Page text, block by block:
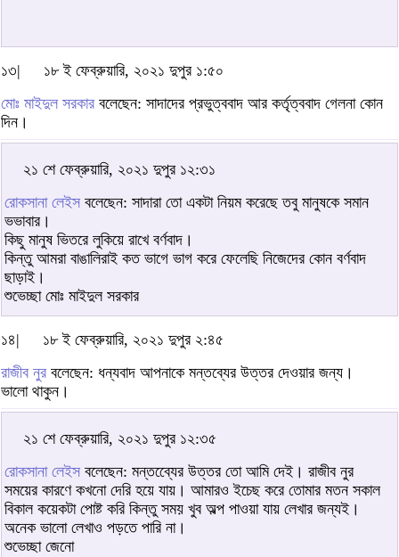
১৩|
১৮ ই ফেব্রুয়ারি, ২০২১ দুপুর ১:৫০
মোঃ মাইদুল সরকার বলেছেন: সাদাদের প্রভুত্ববাদ আর কর্তৃত্ববাদ গেলনা কোন
দিন।
২১ শে ফেব্রুয়ারি, ২০২১ দুপুর ১২:৩১
রোকসানা লেইস বলেছেন: সাদারা তো একটা নিয়ম করেছে তবু মানুষকে সমান
ভভাবার।
কিছু মানুষ ভিতরে লুকিয়ে রাখে বর্ণবাদ।
কিন্তু আমরা বাঙালিরাই কত ভাগে ভাগ করে ফেলেছি নিজেদের কোন বর্ণবাদ
ছাড়াই।
শুভেচ্ছা মোঃ মাইদুল সরকার
১৪|
১৮ ই ফেব্রুয়ারি, ২০২১ দুপুর ২:৪৫
রাজীব নুর বলেছেন: ধন্যবাদ আপনাকে মন্তব্যের উত্তর দেওয়ার জন্য।
ভালো থাকুন।
২১ শে ফেব্রুয়ারি, ২০২১ দুপুর ১২:৩৫
রোকসানা লেইস বলেছেন: মন্তব্যেের উত্তর তো আমি দেই। রাজীব নুর
সময়ের কারণে কখনো দেরি হয়ে যায়। আমারও ইচেছ করে তোমার মতন সকাল
বিকাল কয়েকটা পোষ্ট করি কিন্তু সময় খুব অল্প পাওয়া যায় লেখার জন্যই।
অনেক ভালো লেখাও পড়তে পারি না।
শুভেচ্ছা জেনাে